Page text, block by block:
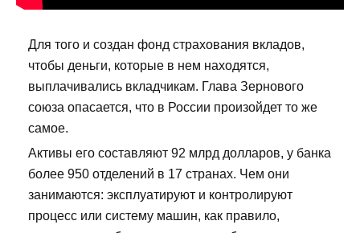
Для того и создан фонд страхования вкладов,
чтобы деньги, которые в нем находятся,
выплачивались вкладчикам. Глава Зернового
союза опасается, что в России произойдет то же
самое.
Активы его составляют 92 млрд долларов, у банка
более 950 отделений в 17 странах. Чем они
занимаются: эксплуатируют и контролируют
процесс или систему машин, как правило,